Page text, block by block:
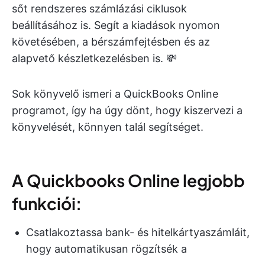
sőt rendszeres számlázási ciklusok
beállításához is. Segít a kiadások nyomon
követésében, a bérszámfejtésben és az
alapvető készletkezelésben is. 💸
Sok könyvelő ismeri a QuickBooks Online
programot, így ha úgy dönt, hogy kiszervezi a
könyvelését, könnyen talál segítséget.
A Quickbooks Online legjobb
funkciói:
Csatlakoztassa bank- és hitelkártyaszámláit,
hogy automatikusan rögzítsék a